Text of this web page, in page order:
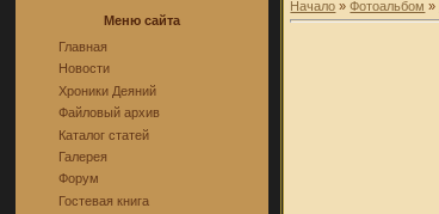
Меню сайта
Главная
Новости
Хроники Деяний
Файловый архив
Каталог статей
Галерея
Форум
Гостевая книга
Начало »Фотоальбом »